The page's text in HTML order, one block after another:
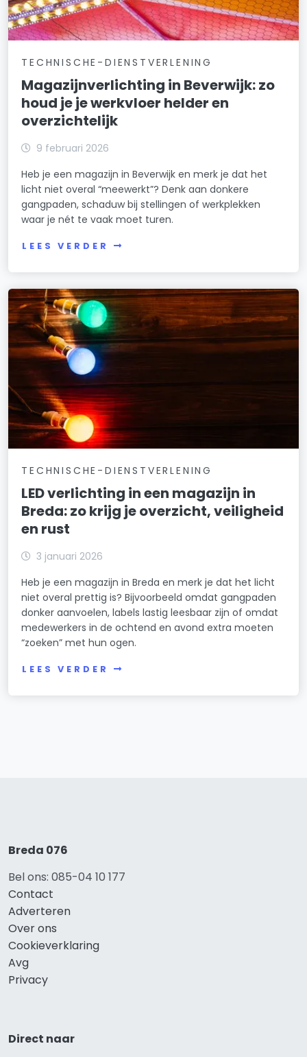
TECHNISCHE-DIENSTVERLENING
Magazijnverlichting in Beverwijk: zo
houd je je werkvloer helder en
overzichtelijk
9 februari 2026
Heb je een magazijn in Beverwijk en merk je dat het
licht niet overal “meewerkt”? Denk aan donkere
gangpaden, schaduw bij stellingen of werkplekken
waar je nét te vaak moet turen.
LEES VERDER
TECHNISCHE-DIENSTVERLENING
LED verlichting in een magazijn in
Breda: zo krijg je overzicht, veiligheid
en rust
3 januari 2026
Heb je een magazijn in Breda en merk je dat het licht
niet overal prettig is? Bijvoorbeeld omdat gangpaden
donker aanvoelen, labels lastig leesbaar zijn of omdat
medewerkers in de ochtend en avond extra moeten
“zoeken” met hun ogen.
LEES VERDER
Breda 076
Bel ons: 085-04 10 177
Contact
Adverteren
Over ons
Cookieverklaring
Avg
Privacy
Direct naar